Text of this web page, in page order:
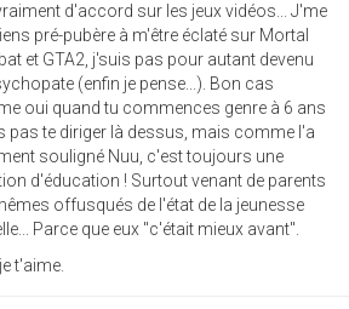
d'accord sur les jeux vidéos... J'me
pré-pubère à m'être éclaté sur Mortal
et GTA2, j'suis pas pour autant devenu
(enfin je pense...). Bon cas
oui quand tu commences genre à 6 ans
pas te diriger là dessus, mais comme l'a
souligné Nuu, c'est toujours une
d'éducation ! Surtout venant de parents
offusqués de l'état de la jeunesse
Parce que eux "c'était mieux avant".
t'aime.